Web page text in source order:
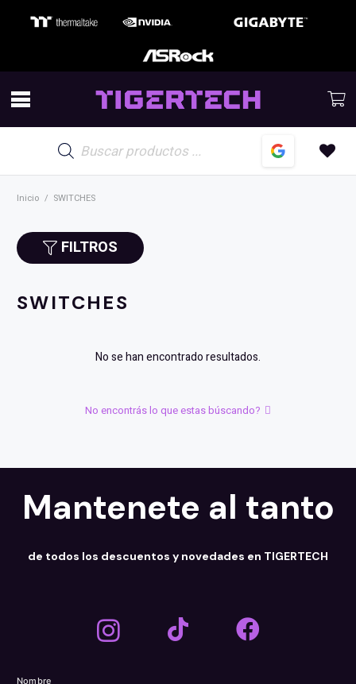
de
productos
Inicio / SWITCHES
FILTROS
SWITCHES
No se han encontrado resultados.
No encontrás lo que estas búscando?
Mantenete al tanto
de todos los descuentos y novedades en TIGERTECH
Nombre